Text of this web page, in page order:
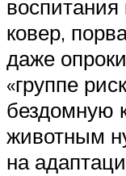
ковер,
даже
«группе
бездомную
животным
на